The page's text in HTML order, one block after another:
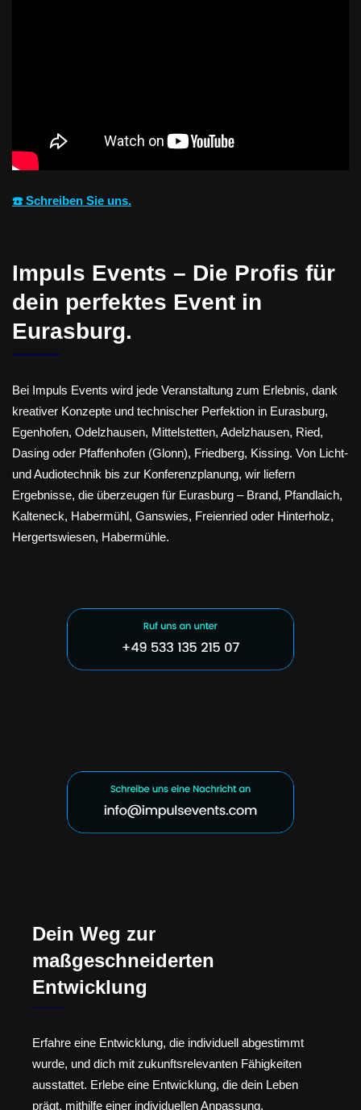
☎️ Schreiben Sie uns.
Impuls Events – Die Profis für
dein perfektes Event in
Eurasburg.
Bei Impuls Events wird jede Veranstaltung zum Erlebnis, dank
kreativer Konzepte und technischer Perfektion in Eurasburg,
Egenhofen, Odelzhausen, Mittelstetten, Adelzhausen, Ried,
Dasing oder Pfaffenhofen (Glonn), Friedberg, Kissing. Von Licht-
und Audiotechnik bis zur Konferenzplanung, wir liefern
Ergebnisse, die überzeugen für Eurasburg – Brand, Pfandlaich,
Kalteneck, Habermühl, Ganswies, Freienried oder Hinterholz,
Hergertswiesen, Habermühle.
Dein Weg zur
maßgeschneiderten
Entwicklung
Erfahre eine Entwicklung, die individuell abgestimmt
wurde, und dich mit zukunftsrelevanten Fähigkeiten
ausstattet. Erlebe eine Entwicklung, die dein Leben
prägt, mithilfe einer individuellen Anpassung.